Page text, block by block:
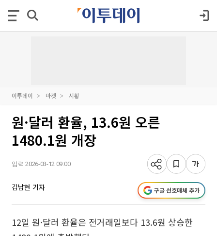
이투데이 마켓 시황
원·달러 환율, 13.6원 오른
1480.1원 개장
입력 2026-03-12 09:00
김남현 기자 구글 선호매체 추가
12일 원·달러 환율은 전거래일보다 13.6원 상승한